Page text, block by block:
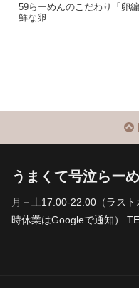
59らーめんのこだわり「卵
鮮な卵
うまくて号泣らー
月－土17:00-22:00（ラス
時休業はGoogleで通知）